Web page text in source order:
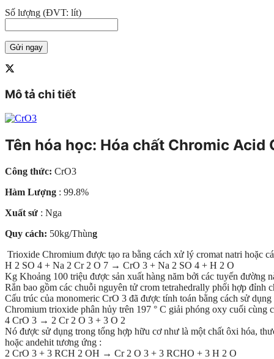
Số lượng (ĐVT: lít)
Mô tả chi tiết
Tên hóa học: Hóa chất Chromic Acid
Công thức: CrO3
Hàm Lượng : 99.8%
Xuất sứ : Nga
Quy cách: 50kg/Thùng
Trioxide Chromium được tạo ra bằng cách xử lý cromat natri hoặc
H 2 SO 4 + Na 2 Cr 2 O 7 → CrO 3 + Na 2 SO 4 + H 2 O
Kg Khoảng 100 triệu được sản xuất hàng năm bởi các tuyến đường
Rắn bao gồm các chuỗi nguyên tử crom tetrahedrally phối hợp
Cấu trúc của monomeric CrO 3 đã được tính toán bằng cách sử
Chromium trioxide phân hủy trên 197 ° C giải phóng oxy cuối cùng
4 CrO 3 → 2 Cr 2 O 3 + 3 O 2
Nó được sử dụng trong tổng hợp hữu cơ như là một chất ôxi hóa,
hoặc andehit tương ứng :
2 CrO 3 + 3 RCH 2 OH → Cr 2 O 3 + 3 RCHO + 3 H 2 O